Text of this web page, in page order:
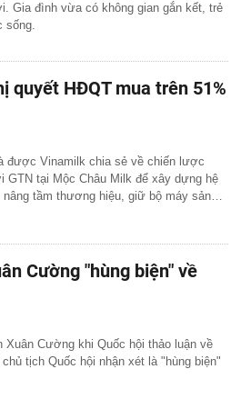
Gia đình vừa có không gian gắn kết, trẻ
sống.
quyết HĐQT mua trên 51%
được Vinamilk chia sẻ về chiến lược
GTN tại Mộc Châu Milk để xây dựng hệ
nâng tầm thương hiệu, giữ bộ máy sản…
Cường "hùng biện" về
Xuân Cường khi Quốc hội thảo luận về
tịch Quốc hội nhận xét là "hùng biện"